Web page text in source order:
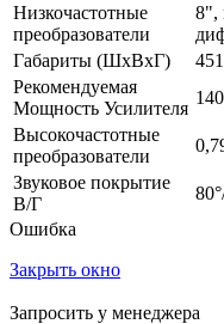
Низкочастотные
преобразователи
8",
Габариты (ШхВхГ)
Рекомендуемая
Мощность Усилителя
Высокочастотные
преобразователи
Звуковое покрытие
В/Г
Ошибка
Закрыть окно
Запросить у менеджера